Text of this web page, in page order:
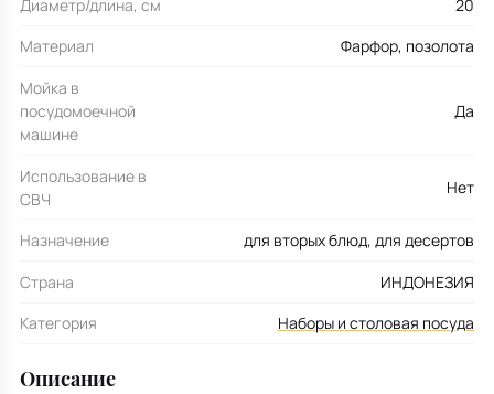
Диаметр/длина, см
20
Материал
Фарфор, позолота
Мойка в
посудомоечной
машине
Да
Использование в
СВЧ
Нет
Назначение
для вторых блюд, для десертов
Страна
ИНДОНЕЗИЯ
Категория
Наборы и столовая посуда
Описание